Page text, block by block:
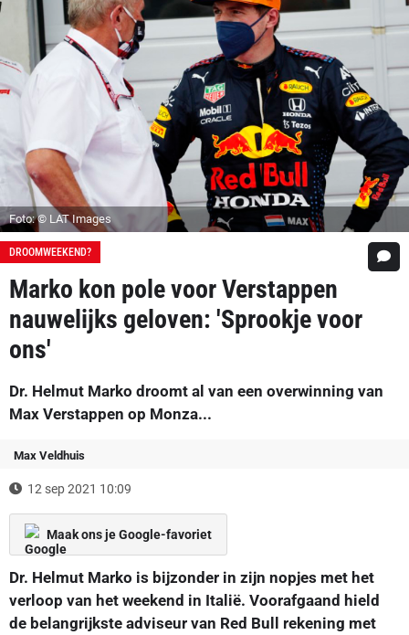
Foto: © LAT Images
DROOMWEEKEND?
Marko kon pole voor Verstappen
nauwelijks geloven: 'Sprookje voor
ons'
Dr. Helmut Marko droomt al van een overwinning van
Max Verstappen op Monza...
Max Veldhuis
12 sep 2021 10:09
Maak ons je Google-favoriet
Dr. Helmut Marko is bijzonder in zijn nopjes met het
verloop van het weekend in Italië. Voorafgaand hield
de belangrijkste adviseur van Red Bull rekening met